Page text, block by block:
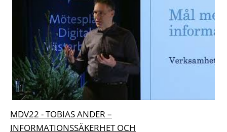
MDV22 - TOBIAS ANDER –
INFORMATIONSSÄKERHET OCH